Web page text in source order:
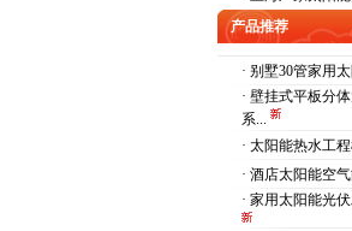
产品推荐
· 别墅30管家用
· 壁挂式平板分
系...
· 太阳能热水工
· 酒店太阳能空
· 家用太阳能光